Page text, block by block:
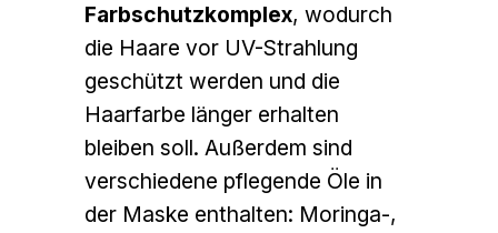
Farbschutzkomplex, wodurch
die Haare vor UV-Strahlung
geschützt werden und die
Haarfarbe länger erhalten
bleiben soll. Außerdem sind
verschiedene pflegende Öle in
der Maske enthalten: Moringa-,